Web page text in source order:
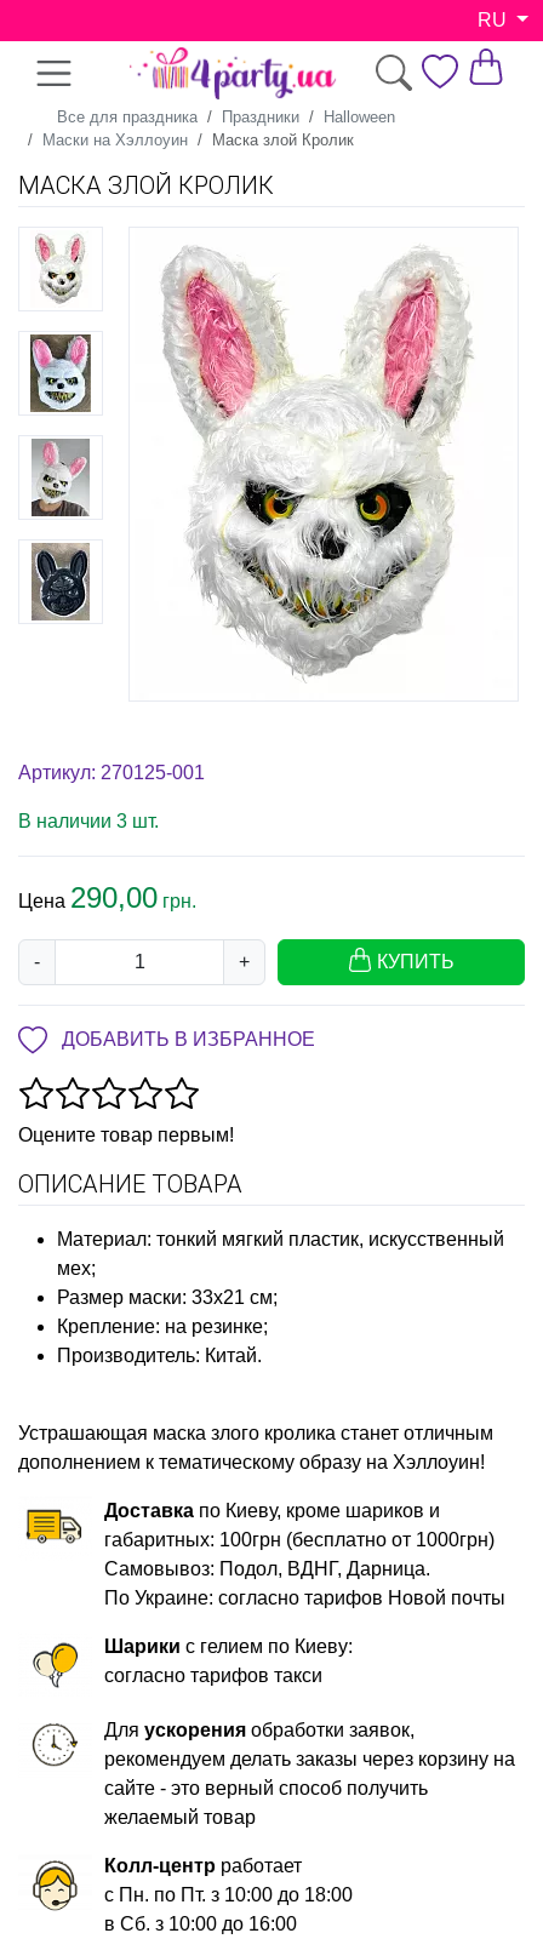
RU
Все для праздника Праздники
Halloween
Маски на Хэллоуин
Маска злой Кролик
МАСКА ЗЛОЙ КРОЛИК
Артикул: 270125-001
В наличии 3 шт.
Цена 290,00 грн.
- + КУПИТЬ
ДОБАВИТЬ В ИЗБРАННОЕ
Оцените товар первым!
ОПИСАНИЕ ТОВАРА
Материал: тонкий мягкий пластик, искусственный
мех;
Размер маски: 33х21 см;
Крепление: на резинке;
Производитель: Китай.
Устрашающая маска злого кролика станет отличным
дополнением к тематическому образу на Хэллоуин!
Доставка по Киеву, кроме шариков и
габаритных: 100грн (бесплатно от 1000грн)
Самовывоз: Подол, ВДНГ, Дарница.
По Украине: согласно тарифов Новой почты
Шарики с гелием по Киеву:
согласно тарифов такси
Дляускорения обработки заявок,
рекомендуем делать заказы через корзину на
сайте - это верный способ получить
желаемый товар
Колл-центр работает
с Пн. по Пт. з 10:00 до 18:00
в Сб. з 10:00 до 16:00